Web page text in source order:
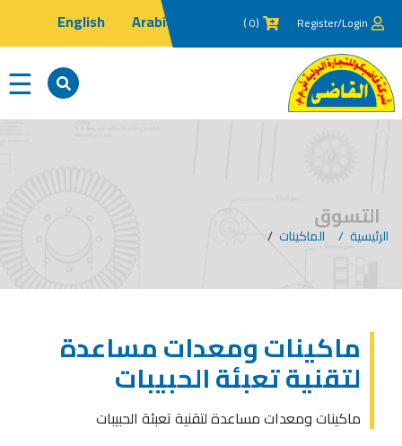
Register/Login
(0 )
Arabic
English
×
☰
التسوق
الرئيسية الماكينات /
ماكينات ومعدات مساعدة
لتقنية تعبئة الحبيبات
ماكينات ومعدات مساعدة لتقنية تعبئة الحبيبات